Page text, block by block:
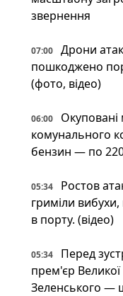
звернення
07:00
Дрони
пошкоджено
(фото, відео)
06:00
Окуповані
комунального
бензин — по
05:34
Ростов
гриміли
в порту. (відео)
05:34
Перед
прем'єр
Зеленського —